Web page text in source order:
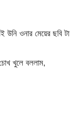
ওনার মেয়ের ছবি টা
খুলে বললাম,